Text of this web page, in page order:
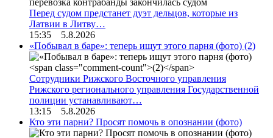
Перед судом предстанет дуэт дельцов, которые из
Латвии в Литву…
15:35 5.8.2026
«Побывал в баре»: теперь ищут этого парня (фото) (2)
Сотрудники Рижского Восточного управления
Рижского регионального управления Государственной
полиции устанавливают…
13:15 5.8.2026
Кто эти парни? Просят помочь в опознании (фото)